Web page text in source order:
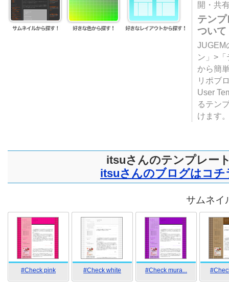
開・共
テン
ついて
JUGEM
ン」>
から簡
リポブ
User
るテン
けます
itsuさんのテンプレー
itsuさんのブログはコチ
サムネイ
#Check pink #Check white #Check mura...